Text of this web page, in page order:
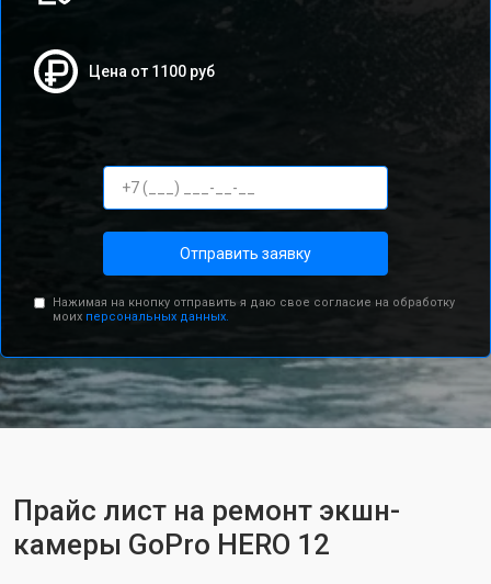
Цена от 1100 руб
Отправить заявку
Нажимая на кнопку отправить я даю свое согласие на обработку
моих персональных данных.
Прайс лист на ремонт экшн-
камеры GoPro HERO 12